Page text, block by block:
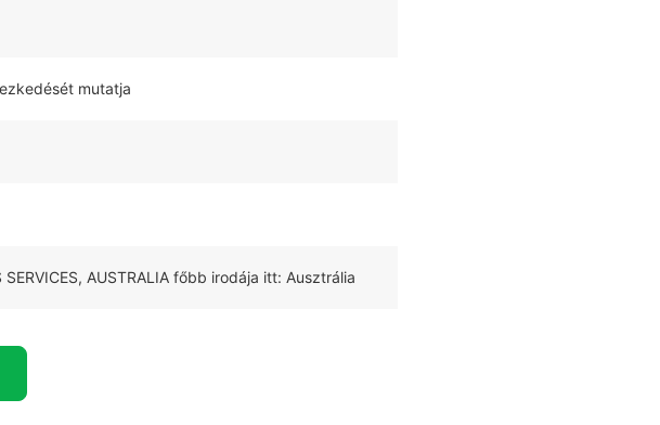
mutatja
SERVICES, AUSTRALIA főbb irodája itt: Ausztrália